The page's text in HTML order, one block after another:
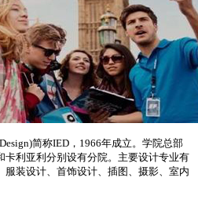
简称IED，1966年成立。学院总部
卡利亚利分别设有分院。主要设计专业有
服装设计、首饰设计、插图、摄影、室内